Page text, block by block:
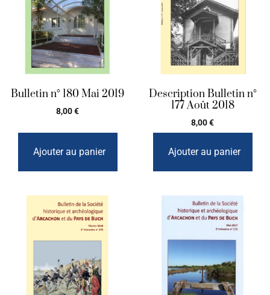
Bulletin n° 180 Mai 2019
8,00€
Ajouter au panier
Description Bulletin n°
177 Août 2018
8,00€
Ajouter au panier